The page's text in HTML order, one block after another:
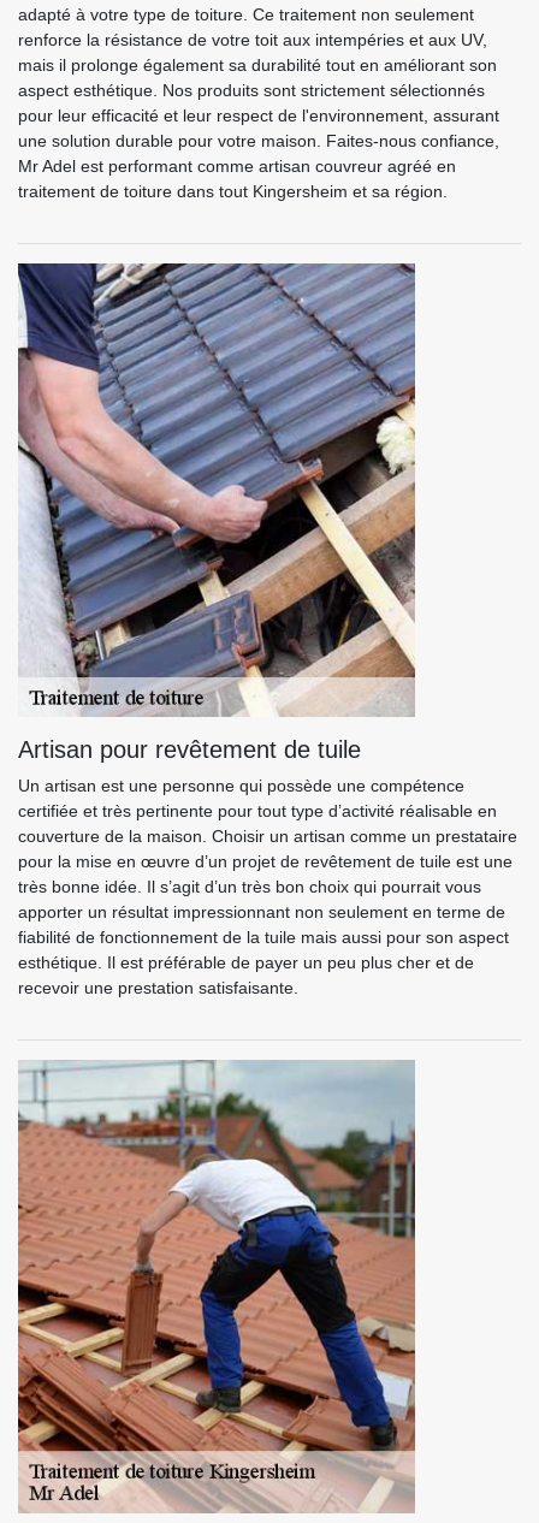
adapté à votre type de toiture. Ce traitement non seulement
renforce la résistance de votre toit aux intempéries et aux UV,
mais il prolonge également sa durabilité tout en améliorant son
aspect esthétique. Nos produits sont strictement sélectionnés
pour leur efficacité et leur respect de l'environnement, assurant
une solution durable pour votre maison. Faites-nous confiance,
Mr Adel est performant comme artisan couvreur agréé en
traitement de toiture dans tout Kingersheim et sa région.
Artisan pour revêtement de tuile
Un artisan est une personne qui possède une compétence
certifiée et très pertinente pour tout type d’activité réalisable en
couverture de la maison. Choisir un artisan comme un prestataire
pour la mise en œuvre d’un projet de revêtement de tuile est une
très bonne idée. Il s’agit d’un très bon choix qui pourrait vous
apporter un résultat impressionnant non seulement en terme de
fiabilité de fonctionnement de la tuile mais aussi pour son aspect
esthétique. Il est préférable de payer un peu plus cher et de
recevoir une prestation satisfaisante.